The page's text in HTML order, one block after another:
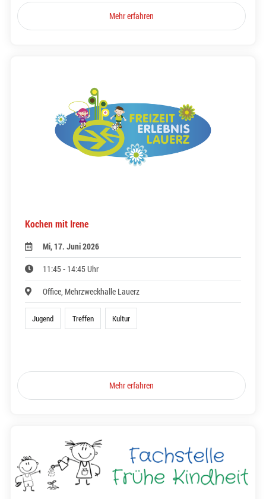
Mehr erfahren
Kochen mit Irene
Mi, 17. Juni 2026
11:45 - 14:45 Uhr
Office, Mehrzweckhalle Lauerz
Jugend Treffen Kultur
Mehr erfahren